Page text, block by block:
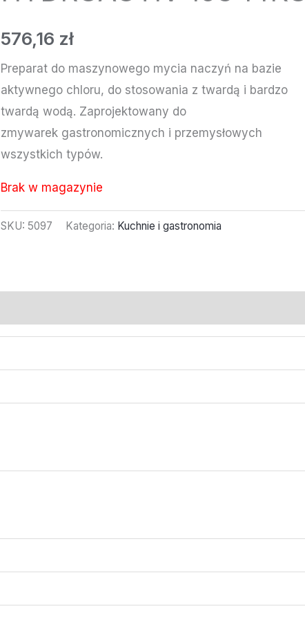
576,16 zł
Preparat do maszynowego mycia naczyń na bazie
aktywnego chloru, do stosowania z twardą i bardzo
twardą wodą. Zaprojektowany do
zmywarek gastronomicznych i przemysłowych
wszystkich typów.
Brak w magazynie
SKU: 5097 Kategoria: Kuchnie i gastronomia